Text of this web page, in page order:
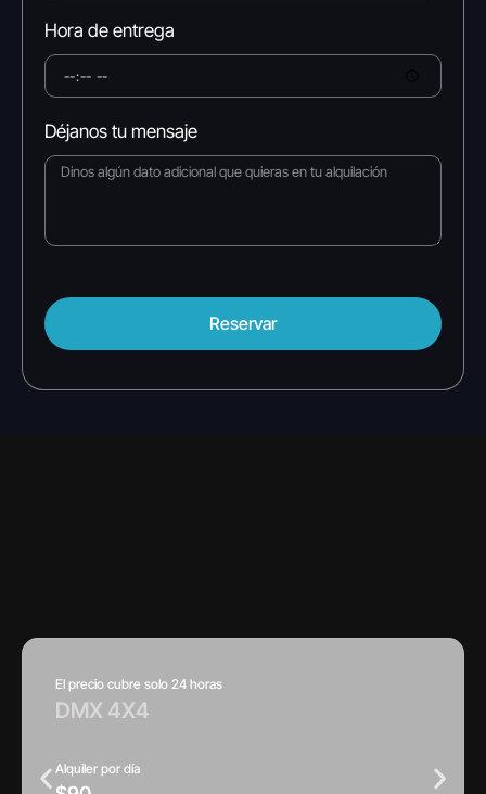
Hora de entrega
Déjanos tu mensaje
Reservar
El precio cubre solo 24 horas
DMX 4X4
Alquiler por día